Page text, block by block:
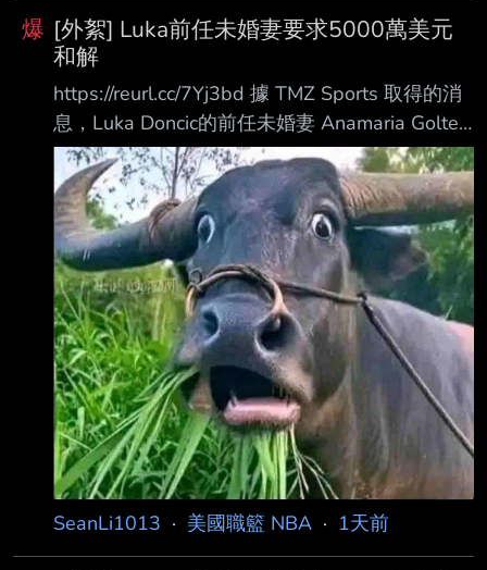
雙方有同居行為 分手時共同財產分割 完全比照
有婚姻關係伴侶 雙方分割同居期間累積財富 依
D77在NBA簽的合約 她可以分的錢 可比洛杉磯
扶養費高多了 在洛杉磯打扶養費 頂到天了不起
一年幾十萬鎂 D77在NBA至2025年合約總值 大
概2.4億鎂、稅金抓50% 稅後實拿1.2億，對半
分6千萬鎂 女方要求 這五千萬美金看起來是粗略
算過
爆 [外絮] Luka前任未婚妻要求5000萬美元
和解
https://reurl.cc/7Yj3bd 據 TMZ Sports 取得的消
息，Luka Doncic的前任未婚妻 Anamaria Goltes
曾表示，希望 雙方能夠以和平、友好的方式解決
彼此的爭議……但 TMZ Sports 獲悉，她已將這場
法律 糾紛帶到斯洛維尼亞，而就她而言，要達成
和解的代價是 5000 萬美元！ 據知情人士向
TMZ 透露，Anamaria 已在斯洛維尼亞提出新的
訴訟，並要求 4000 萬美元 給自己……TMZ 推
測，剩下的 1000 萬美元應該是為兩人的兩個女
兒提出的。
SeanLi1013 · 美國職籃 NBA · 1天前